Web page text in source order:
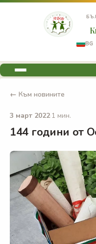
BG
← Към новините
3 март 2022·1 мин.
144 години от